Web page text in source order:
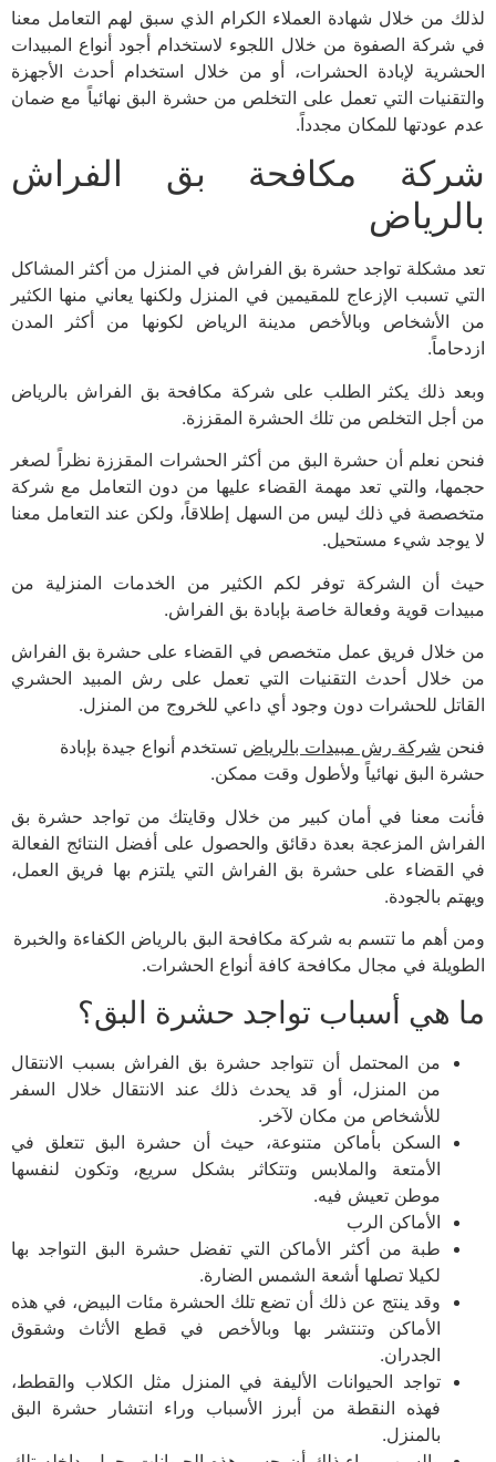
من خلال شهادة العملاء الكرام الذي سبق لهم التعامل معنا
الصفوة من خلال اللجوء لاستخدام أجود أنواع المبيدات
لإبادة الحشرات، أو من خلال استخدام أحدث الأجهزة
التي تعمل على التخلص من حشرة البق نهائياً مع ضمان
عودتها للمكان مجدداً.
مكافحة بق الفراش
مشكلة تواجد حشرة بق الفراش في المنزل من أكثر المشاكل
تسبب الإزعاج للمقيمين في المنزل ولكنها يعاني منها الكثير
وبالأخص مدينة الرياض لكونها من أكثر المدن
ذلك يكثر الطلب على شركة مكافحة بق الفراش بالرياض
التخلص من تلك الحشرة المقززة.
نعلم أن حشرة البق من أكثر الحشرات المقززة نظراً لصغر
والتي تعد مهمة القضاء عليها من دون التعامل مع شركة
في ذلك ليس من السهل إطلاقاً، ولكن عند التعامل معنا
شيء مستحيل.
أن الشركة توفر لكم الكثير من الخدمات المنزلية من
قوية وفعالة خاصة بإبادة بق الفراش.
فريق عمل متخصص في القضاء على حشرة بق الفراش
أحدث التقنيات التي تعمل على رش المبيد الحشري
للحشرات دون وجود أي داعي للخروج من المنزل.
شركة رش مبيدات بالرياض تستخدم أنواع جيدة بإبادة
البق نهائياً ولأطول وقت ممكن.
معنا في أمان كبير من خلال وقايتك من تواجد حشرة بق
المزعجة بعدة دقائق والحصول على أفضل النتائج الفعالة
على حشرة بق الفراش التي يلتزم بها فريق العمل،
بالجودة.
أهم ما تتسم به شركة مكافحة البق بالرياض الكفاءة والخبرة
في مجال مكافحة كافة أنواع الحشرات.
هي أسباب تواجد حشرة البق؟
من المحتمل أن تتواجد حشرة بق الفراش بسبب الانتقال
من المنزل، أو قد يحدث ذلك عند الانتقال خلال السفر
للأشخاص من مكان لآخر.
السكن بأماكن متنوعة، حيث أن حشرة البق تتعلق في
الأمتعة والملابس وتتكاثر بشكل سريع، وتكون لنفسها
موطن تعيش فيه.
الأماكن الرب
طبة من أكثر الأماكن التي تفضل حشرة البق التواجد بها
لكيلا تصلها أشعة الشمس الضارة.
وقد ينتج عن ذلك أن تضع تلك الحشرة مئات البيض، في هذه
الأماكن وتنتشر بها وبالأخص في قطع الأثاث وشقوق
الجدران.
تواجد الحيوانات الأليفة في المنزل مثل الكلاب والقطط،
فهذه النقطة من أبرز الأسباب وراء انتشار حشرة البق
بالمنزل.